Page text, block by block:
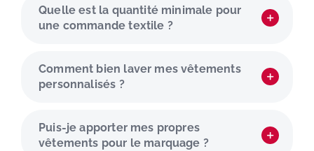
Quelle est la quantité minimale pour
une commande textile ?
Comment bien laver mes vêtements
personnalisés ?
Puis-je apporter mes propres
vêtements pour le marquage ?